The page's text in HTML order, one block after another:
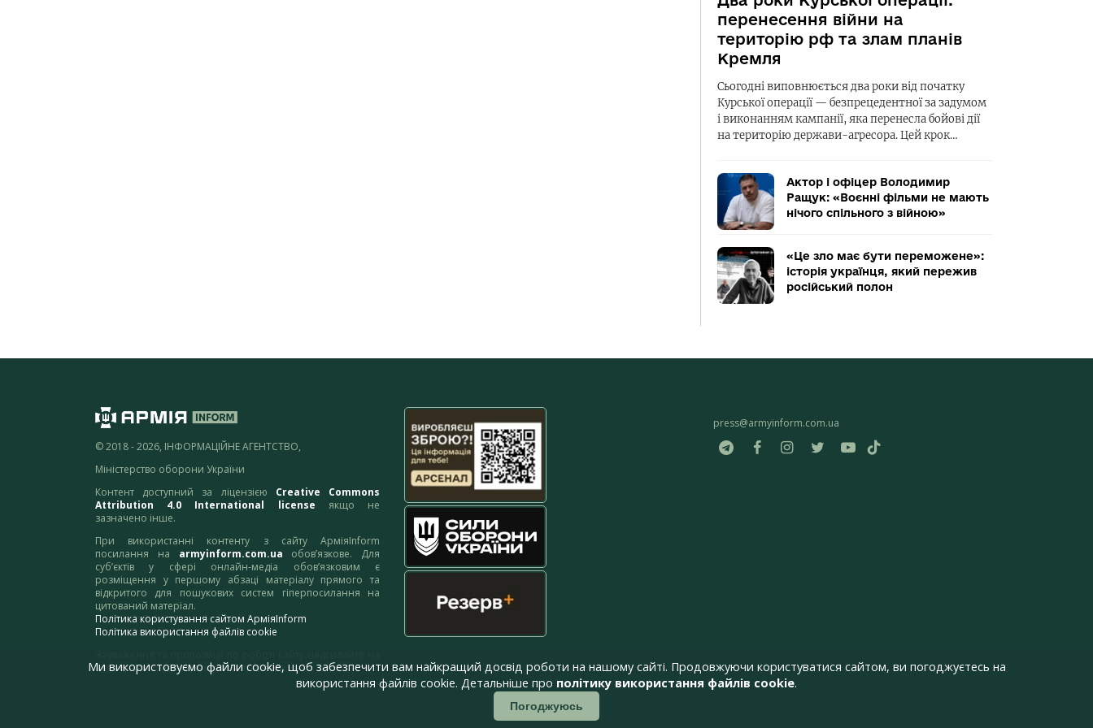
перенесення війни на
територію рф та злам планів
Кремля
Сьогодні виповнюється два роки від початку
Курської операції — безпрецедентної за задумом
і виконанням кампанії, яка перенесла бойові дії
на територію держави-агресора. Цей крок…
Актор і офіцер Володимир
Ращук: «Воєнні фільми не мають
нічого спільного з війною»
«Це зло має бути переможене»:
історія українця, який пережив
російський полон
© 2018 - 2026, ІНФОРМАЦІЙНЕ АГЕНТСТВО,
Міністерство оборони України
Контент доступний за ліцензією Creative Commons
Attribution 4.0 International license якщо не
зазначено інше.
При використанні контенту з сайту АрміяInform
посилання на armyinform.com.ua обов’язкове. Для
суб’єктів у сфері онлайн-медіа обов’язковим є
розміщення у першому абзаці матеріалу прямого та
відкритого для пошукових систем гіперпосилання на
цитований матеріал.
Політика користування сайтом АрміяInform
Політика використання файлів cookie
адресу:webmaster@armyinform.com.ua
press@armyinform.com.ua
Ми використовуємо файли cookie, щоб забезпечити вам найкращий досвід роботи на нашому сайті. Продовжуючи користуватися сайтом, ви погоджуєтесь на
використання файлів cookie. Детальніше про політику використання файлів cookie.
Погоджуюсь